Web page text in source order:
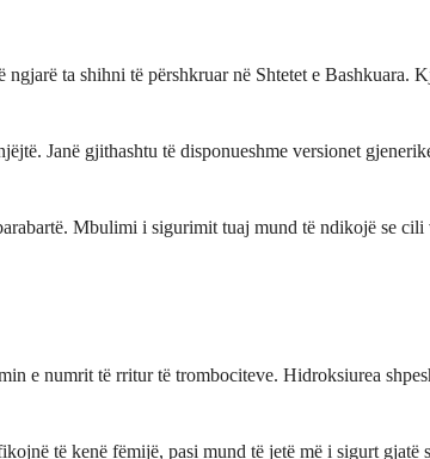
ta shihni të përshkruar në Shtetet e Bashkuara.
Janë gjithashtu të disponueshme versionet
Mbulimi i sigurimit tuaj mund të ndikojë se
e numrit të rritur të trombociteve. Hidroksiurea
të kenë fëmijë, pasi mund të jetë më i sigurt